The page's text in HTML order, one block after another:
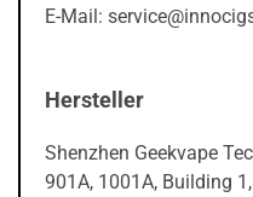
E-Mail:
Hersteller
Shenzhen Geekvape
901A, 1001A, Building